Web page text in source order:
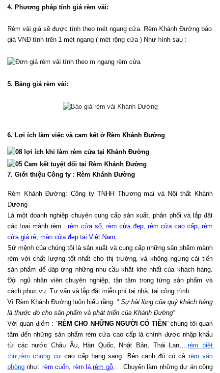
4. Phương pháp tính giá rèm vải:
Rèm vải giá sẽ được tính theo mét ngang cửa. Rèm Khánh Đường báo
giá VNĐ tính trên 1 mét ngang ( mét rộng cửa ) Như hình sau :
5. Bảng giá rèm vải:
6. Lợi ích làm việc và cam kết ở Rèm Khánh Đường
7. Giới thiệu Công ty : Rèm Khánh Đường
Rèm Khánh Đường: Công ty TNHH Thương mại và Nội thất Khánh
Đường
Là một doanh nghiệp chuyên cung cấp sản xuất, phân phối và lắp đặt
các loại mành rèm : rèm cửa sổ, rèm cửa đẹp, rèm cửa cao cấp, rèm
cửa giá rẻ, màn cửa đẹp tại Việt Nam
Sứ mệnh của chúng tôi là sản xuất và cung cấp những sản phẩm mành
rèm với chất lượng tốt nhất cho thị trường, và không ngừng cải tiến
sản phẩm để đáp ứng những nhu cầu khắt khe nhất của khách hàng.
Đội ngũ nhân viên chuyên nghiệp, tận tâm trong từng sản phẩm và
cách phục vụ. Tư vấn và lắp đặt miễn phí tại nhà, tại công trình.
Vì Rèm Khánh Đường luôn hiểu rằng: ” Sự hài lòng của quý khách hàng
là thước đo cho sản phẩm và phát triển của Khánh Đường”
Với quan điểm : “RÈM CHO NHỮNG NGƯỜI CÓ TIỀN” chúng tôi quan
tâm đến những sản phẩm rèm cửa cao cấp là chính được nhập khẩu
từ các nước Châu Âu, Hàn Quốc, Nhật Bản, Thái Lan,…rèm biệt
thự rèm chung cư cao cấp hạng sang. Bên cạnh đó có cả rèm văn
phòng như: rèm cuốn rèm lá ,rèm gỗ,
… Chuyên làm những dự án công